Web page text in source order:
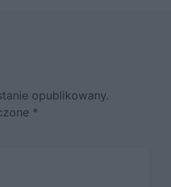
opublikowany.
*